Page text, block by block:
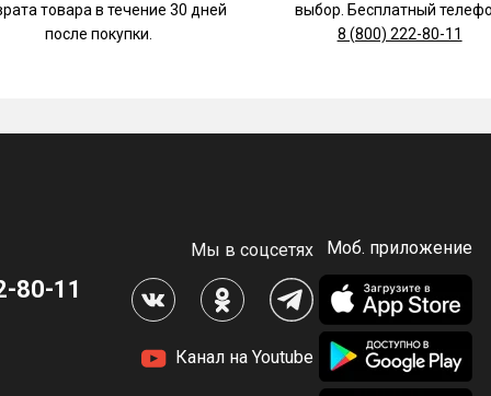
товара в течение 30 дней
после покупки.
выбор. Бесплатный
8 (800) 222-80-11
80-11
Мы в соцсетях
Канал на Youtube
Моб. приложение